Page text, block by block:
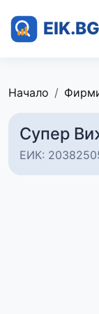
Начало
Супер
ЕИК: